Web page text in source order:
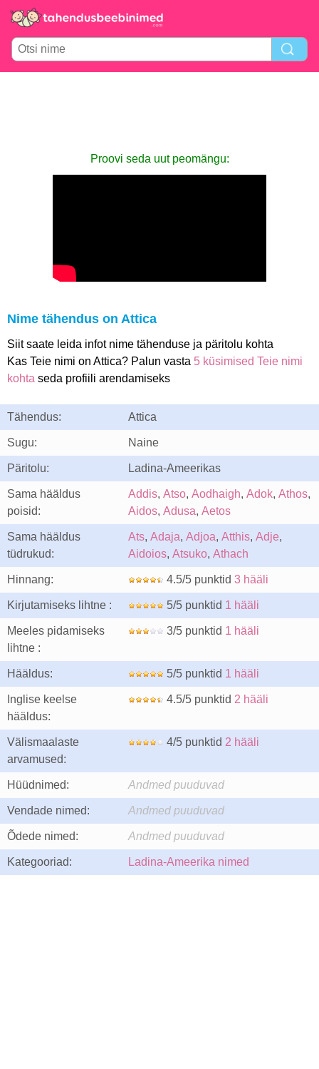
Proovi seda uut peomängu:
Nime tähendus on Attica
Siit saate leida infot nime tähenduse ja päritolu kohta
Kas Teie nimi on Attica? Palun vasta 5 küsimised Teie nimi
kohta seda profiili arendamiseks
Tähendus: Attica
Sugu: Naine
Päritolu: Ladina-Ameerikas
Sama hääldus
poisid:
Addis, Atso, Aodhaigh, Adok, Athos,
Aidos, Adusa, Aetos
Sama hääldus
tüdrukud:
Ats, Adaja, Adjoa, Atthis, Adje,
Aidoios, Atsuko, Athach
Hinnang: 4.5/5 punktid 3 hääli
Kirjutamiseks lihtne : 5/5 punktid 1 hääli
Meeles pidamiseks
lihtne :
3/5 punktid 1 hääli
Hääldus: 5/5 punktid 1 hääli
Inglise keelse
hääldus:
4.5/5 punktid 2 hääli
Välismaalaste
arvamused:
4/5 punktid 2 hääli
Hüüdnimed: Andmed puuduvad
Vendade nimed: Andmed puuduvad
Õdede nimed: Andmed puuduvad
Kategooriad: Ladina-Ameerika nimed